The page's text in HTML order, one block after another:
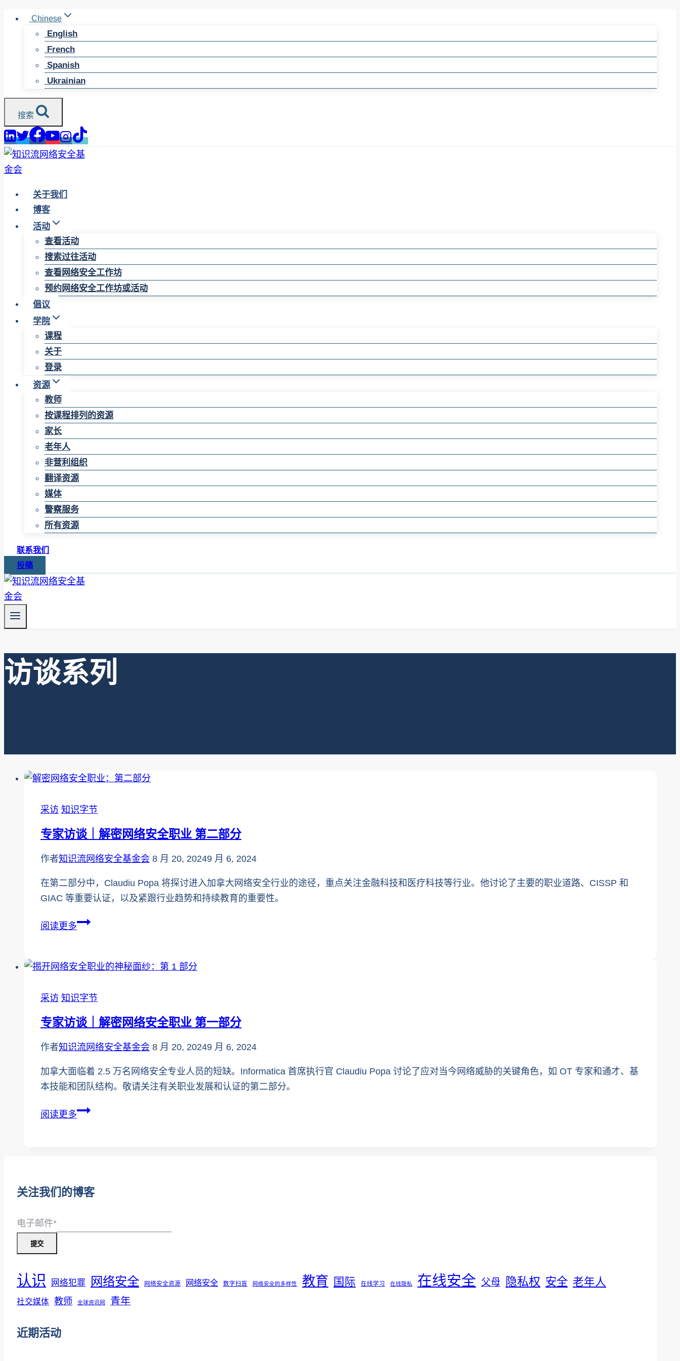
Chinese
English
French
Spanish
Ukrainian
搜索
关于我们
博客
活动
查看活动
搜索过往活动
查看网络安全工作坊
预约网络安全工作坊或活动
倡议
学院
课程
关于
登录
资源
教师
按课程排列的资源
家长
老年人
非营利组织
翻译资源
媒体
警察服务
所有资源
联系我们
投稿
访谈系列
采访 知识字节
专家访谈｜解密网络安全职业 第二部分
作者知识流网络安全基金会 8 月 20, 20249 月 6, 2024
在第二部分中，Claudiu Popa 将探讨进入加拿大网络安全行业的途径，重点关注金融科技和医疗科技等行业。他讨论了主要的职业道路、CISSP 和
GIAC 等重要认证，以及紧跟行业趋势和持续教育的重要性。
阅读更多专
谈
解
网
络
全
职
第
采访 知识字节
专家访谈｜解密网络安全职业 第一部分
作者知识流网络安全基金会 8 月 20, 20249 月 6, 2024
加拿大面临着 2.5 万名网络安全专业人员的短缺。Informatica 首席执行官 Claudiu Popa 讨论了应对当今网络威胁的关键角色，如 OT 专家和通才、基
本技能和团队结构。敬请关注有关职业发展和认证的第二部分。
阅读更多专
解
络
职
第
关注我们的博客
电子邮件*
提交
认识 网络犯罪 网络安全 网络安全资源 网络安全 数字扫盲 网络安全的多样性 教育 国际 在线学习 在线隐私 在线安全 父母 隐私权 安全 老年人
社交媒体 教师 全球资讯网 青年
近期活动